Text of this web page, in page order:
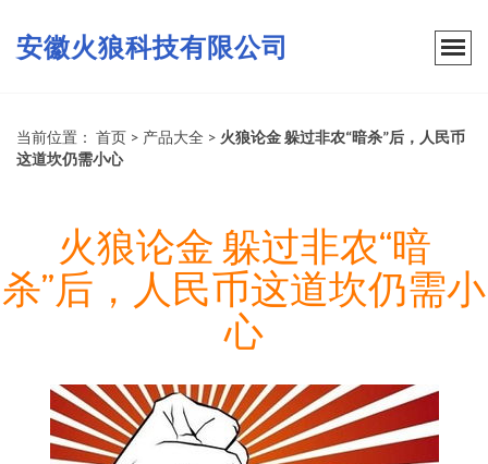
安徽火狼科技有限公司
当前位置： 首页 > 产品大全 > 火狼论金 躲过非农“暗杀”后，人民币
这道坎仍需小心
火狼论金 躲过非农“暗
杀”后，人民币这道坎仍需小
心